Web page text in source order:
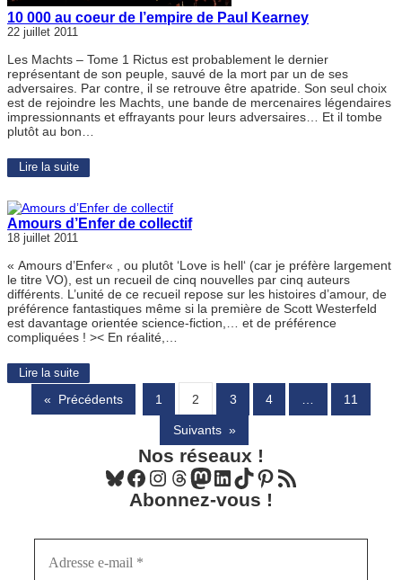
10 000 au coeur de l’empire de Paul Kearney
22 juillet 2011
Les Machts – Tome 1 Rictus est probablement le dernier
représentant de son peuple, sauvé de la mort par un de ses
adversaires. Par contre, il se retrouve être apatride. Son seul choix
est de rejoindre les Machts, une bande de mercenaires légendaires
impressionnants et effrayants pour leurs adversaires… Et il tombe
plutôt au bon…
Lire la suite
Amours d’Enfer de collectif
18 juillet 2011
« Amours d’Enfer« , ou plutôt ‘Love is hell‘ (car je préfère largement
le titre VO), est un recueil de cinq nouvelles par cinq auteurs
différents. L’unité de ce recueil repose sur les histoires d’amour, de
préférence fantastiques même si la première de Scott Westerfeld
est davantage orientée science-fiction,… et de préférence
compliquées ! >< En réalité,…
Lire la suite
« Précédents 1 2 3 4 11
Suivants »
Nos réseaux !
Bluesky Facebook Instagram Threads Mastodon LinkedIn TikTok Pinterest Flux RSS
Abonnez-vous !